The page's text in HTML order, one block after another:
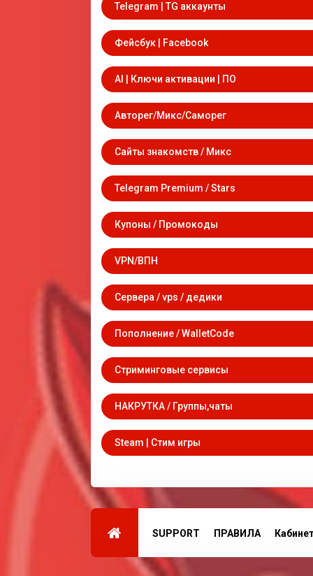
Telegram | TG аккаунты
Фейсбук | Facebook
AI | Ключи активации | ПО
Авторег/Микс/Саморег
Сайты знакомств / Микс
Telegram Premium / Stars
Купоны / Промокоды
VPN/ВПН
Сервера / vps / дедики
Пополнение / WalletCode
Стриминговые сервисы
НАКРУТКА / Группы,чаты
Steam | Стим игры
SUPPORT ПРАВИЛА